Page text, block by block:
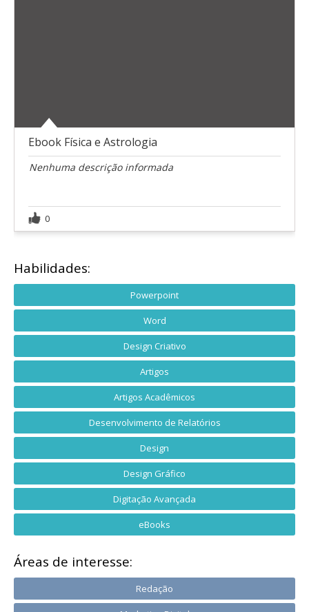
Ebook Física e Astrologia
Nenhuma descrição informada
0
Habilidades:
Powerpoint
Word
Design Criativo
Artigos
Artigos Acadêmicos
Desenvolvimento de Relatórios
Design
Design Gráfico
Digitação Avançada
eBooks
Áreas de interesse:
Redação